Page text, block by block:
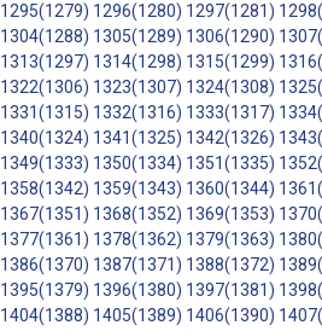
1295(1279) 1296(1280) 1297(1281)
1304(1288) 1305(1289) 1306(1290)
1313(1297) 1314(1298) 1315(1299)
1322(1306) 1323(1307) 1324(1308)
1331(1315) 1332(1316) 1333(1317)
1340(1324) 1341(1325) 1342(1326)
1349(1333) 1350(1334) 1351(1335)
1358(1342) 1359(1343) 1360(1344)
1367(1351) 1368(1352) 1369(1353)
1377(1361) 1378(1362) 1379(1363)
1386(1370) 1387(1371) 1388(1372)
1395(1379) 1396(1380) 1397(1381)
1404(1388) 1405(1389) 1406(1390)